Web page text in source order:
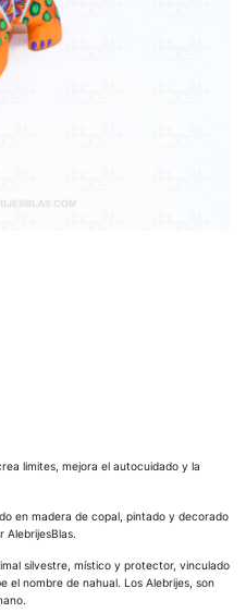
limites, mejora el autocuidado y la
en madera de copal, pintado y decorado
AlebrijesBlas.
silvestre, místico y protector, vinculado
el nombre de nahual. Los Alebrijes, son